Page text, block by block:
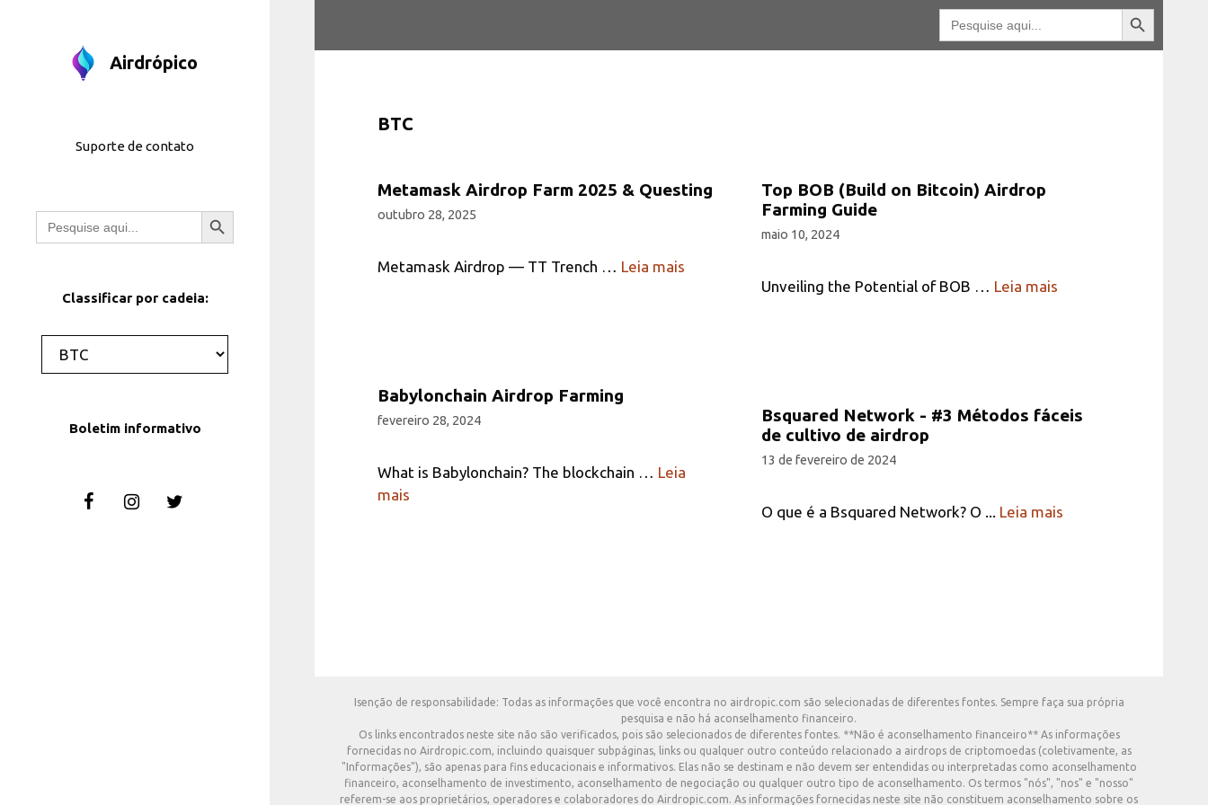
o
Pesquisar
por:
Botão Pesquisar
Airdrópico
Suporte de contato
Pesquisar
por:
Botão Pesquisar
Classificar por cadeia:
Categorias
Boletim informativo
BTC
Metamask Airdrop Farm 2025 & Questing
outubro 28, 2025
Metamask Airdrop — TT Trench … Leia mais
Top BOB (Build on Bitcoin) Airdrop
Farming Guide
maio 10, 2024
Unveiling the Potential of BOB … Leia mais
Babylonchain Airdrop Farming
fevereiro 28, 2024
What is Babylonchain? The blockchain … Leia
mais
Bsquared Network - #3 Métodos fáceis
de cultivo de airdrop
13 de fevereiro de 2024
O que é a Bsquared Network? O ... Leia mais
Isenção de responsabilidade: Todas as informações que você encontra no airdropic.com são selecionadas de diferentes fontes. Sempre faça sua própria
pesquisa e não há aconselhamento financeiro.
Os links encontrados neste site não são verificados, pois são selecionados de diferentes fontes. **Não é aconselhamento financeiro** As informações
fornecidas no Airdropic.com, incluindo quaisquer subpáginas, links ou qualquer outro conteúdo relacionado a airdrops de criptomoedas (coletivamente, as
"Informações"), são apenas para fins educacionais e informativos. Elas não se destinam e não devem ser entendidas ou interpretadas como aconselhamento
financeiro, aconselhamento de investimento, aconselhamento de negociação ou qualquer outro tipo de aconselhamento. Os termos "nós", "nos" e "nosso"
referem-se aos proprietários, operadores e colaboradores do Airdropic.com. As informações fornecidas neste site não constituem aconselhamento sobre os